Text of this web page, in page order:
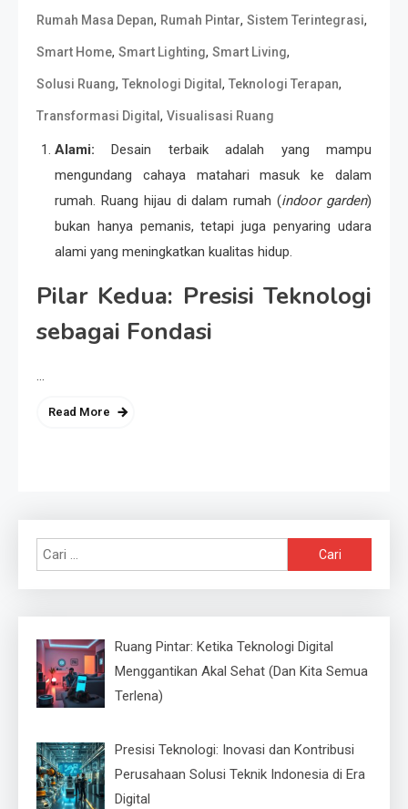
Rumah Masa Depan, Rumah Pintar, Sistem Terintegrasi,
Smart Home, Smart Lighting, Smart Living,
Solusi Ruang, Teknologi Digital , Teknologi Terapan,
Transformasi Digital , Visualisasi Ruang
Alami: Desain terbaik adalah yang mampu
mengundang cahaya matahari masuk ke dalam
rumah. Ruang hijau di dalam rumah (indoor garden)
bukan hanya pemanis, tetapi juga penyaring udara
alami yang meningkatkan kualitas hidup.
Pilar Kedua: Presisi Teknologi
sebagai Fondasi
…
Read More
untuk:
Ruang Pintar: Ketika Teknologi Digital
Menggantikan Akal Sehat (Dan Kita Semua
Terlena)
Presisi Teknologi: Inovasi dan Kontribusi
Perusahaan Solusi Teknik Indonesia di Era
Digital